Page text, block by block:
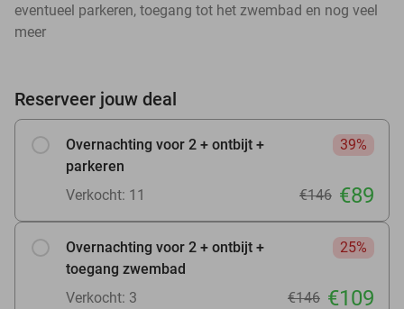
eventueel parkeren, toegang tot het zwembad en nog veel
meer
Reserveer jouw deal
Overnachting voor 2 + ontbijt +
parkeren
39%
Verkocht: 11 €146 €89
Overnachting voor 2 + ontbijt +
toegang zwembad
25%
Verkocht: 3 €146 €109